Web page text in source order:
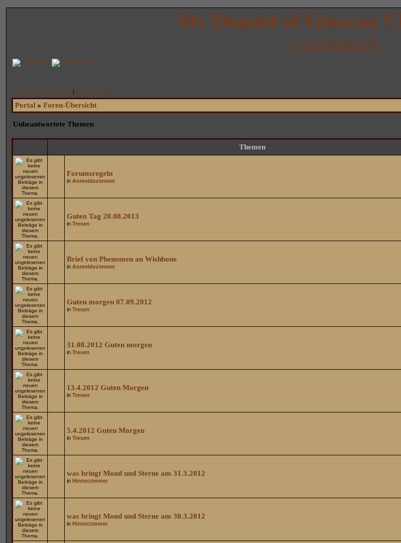
Mc Donald of Glencoe
cuimhnich
Anmelden Registrieren
Unbeantwortete Themen | Aktive Themen
Portal »Foren-Übersicht
Unbeantwortete Themen
Themen
Forumsregeln
in Anmeldezimmer
Guten Tag 20.08.2013
inTresen
Brief von Phenomen an Wishbone
in Anmeldezimmer
Guten morgen 07.09.2012
inTresen
31.08.2012 Guten morgen
inTresen
13.4.2012 Guten Morgen
inTresen
5.4.2012 Guten Morgen
inTresen
was bringt Mond und Sterne am 31.3.2012
inHinterzimmer
was bringt Mond und Sterne am 30.3.2012
inHinterzimmer